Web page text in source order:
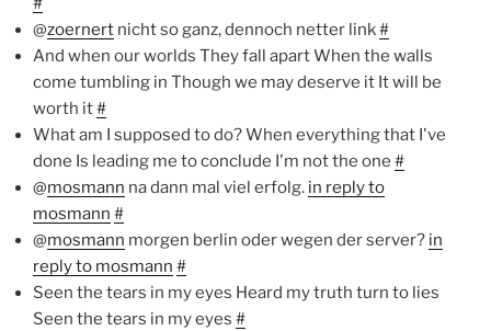
@zoernert nicht so ganz, dennoch netter link#
And when our worlds They fall apart When the walls
come tumbling in Though we may deserve it It will be
worth it#
What am I supposed to do? When everything that I've
done Is leading me to conclude I'm not the one #
@mosmann na dann mal viel erfolg. in reply to
mosmann #
@mosmann morgen berlin oder wegen der server? in
reply to mosmann #
Seen the tears in my eyes Heard my truth turn to lies
Seen the tears in my eyes #